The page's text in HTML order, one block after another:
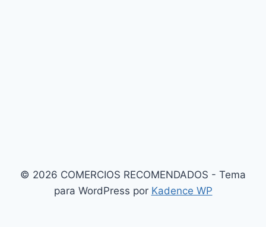
© 2026 COMERCIOS RECOMENDADOS - Tema
para WordPress por Kadence WP